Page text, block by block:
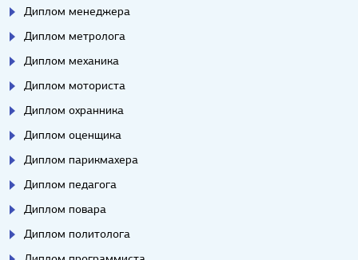
Диплом менеджера
Диплом метролога
Диплом механика
Диплом моториста
Диплом охранника
Диплом оценщика
Диплом парикмахера
Диплом педагога
Диплом повара
Диплом политолога